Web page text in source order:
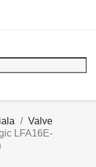
Valve
LFA16E-